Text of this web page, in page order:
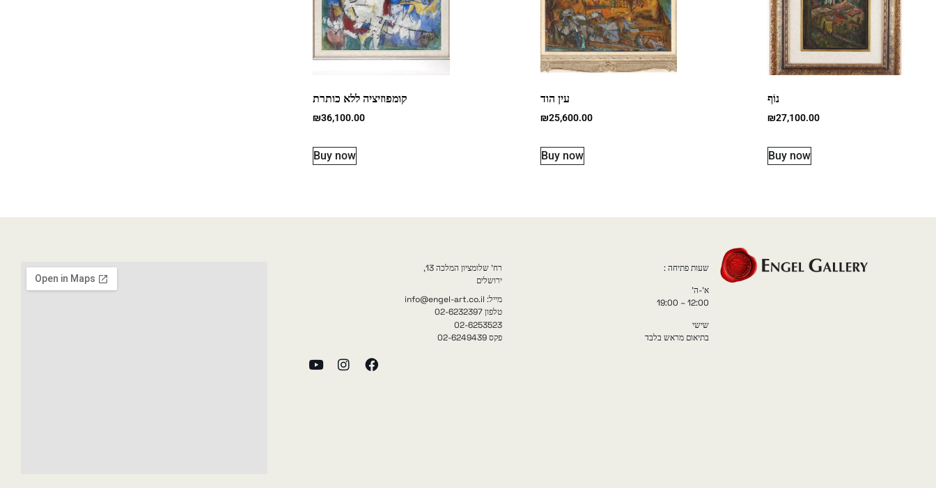
נוֹף
₪27,100.00
Buy now
עין הוד
₪25,600.00
Buy now
קומפוזיציה ללא כותרת
₪36,100.00
Buy now
שעות פתיחה :
א'-ה'
12:00 – 19:00
שישי
בתיאום מראש בלבד
רח' שלומציון המלכה 13,
ירושלים
מייל: info@engel-art.co.il
טלפון 02-6232397
02-6253523
פקס 02-6249439